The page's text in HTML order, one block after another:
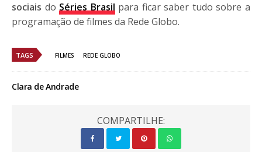
sociais doSéries Brasilpara ficar saber tudo sobre a
programação de filmes da Rede Globo.
TAGS FILMES REDE GLOBO
Clara de Andrade
COMPARTILHE: